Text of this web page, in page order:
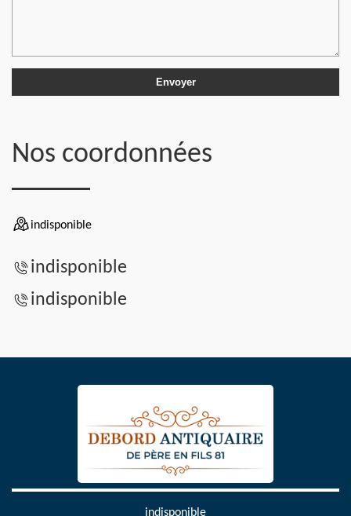
Nos coordonnées
indisponible
indisponible
indisponible
indisponible